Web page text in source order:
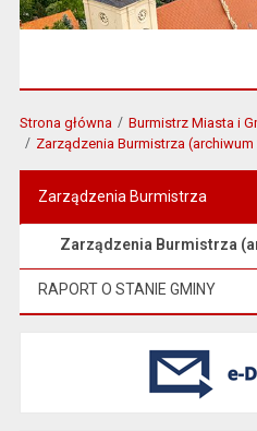
Strona główna Burmistrz Miasta i
Zarządzenia Burmistrza (archiwum
Zarządzenia Burmistrza
Zarządzenia Burmistrza
RAPORT O STANIE GMINY